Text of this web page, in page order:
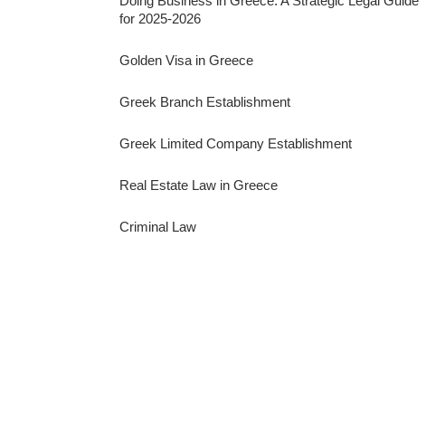
for 2025-2026
Golden Visa in Greece
Greek Branch Establishment
Greek Limited Company Establishment
Real Estate Law in Greece
Criminal Law